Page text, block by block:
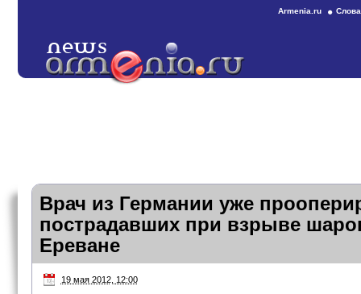
Armenia.ru
Врач из Германии уже
пострадавших при взрыве
Ереване
19 мая 2012, 12:00